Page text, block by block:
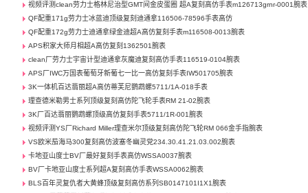
视频评测clean劳力士格林尼治型GMT间金皮蛋圈 超A复刻高仿手表m126713grnr-0001腕表
QF配重171g劳力士冰蓝迪顶级复刻迪通拿116506-78596手表高仿
QF配重172g劳力士迪通拿绿金迪超A高仿复刻手表m116508-0013腕表
APS积家大师月相超A高仿复刻1362501腕表
clean厂劳力士宇宙计型迪通拿灰魔迪复刻高仿手表116519-0104腕表
APS厂IWC万国表葡萄牙新葡七一比一高仿复刻手表IW501705腕表
3K一体机百达翡丽超A高仿蒂芙尼鹦鹉螺5711/1A-018手表
理查德米勒男士系列顶级复刻高仿陀飞轮手表RM 21-02腕表
3K厂百达翡丽鹦鹉螺顶级高仿复刻手表5711/1R-001腕表
视频评测YS厂Richard Miller理查米尔顶级复刻高仿陀飞轮RM 066金手指腕表
VS欧米茄海马300复刻高仿波塞冬幽灵党234.30.41.21.03.002腕表
卡地亚山度士BV厂最好复刻手表高仿WSSA0037腕表
BV厂卡地亚山度士系列超A复刻高仿手表WSSA0062腕表
BLS百年灵复仇者大黄蜂顶级复刻高仿系列SB0147101I1X1腕表